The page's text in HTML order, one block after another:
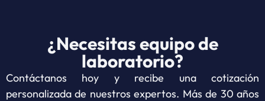
¿Necesitas equipo de
laboratorio?
Contáctanos hoy y recibe una cotización
personalizada de nuestros expertos. Más de 30 años